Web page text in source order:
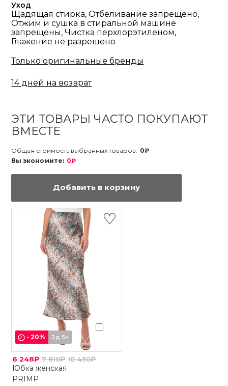
Уход
Щадящая стирка, Отбеливание запрещено,
Отжим и сушка в стиральной машине
запрещены, Чистка перхлорэтиленом,
Глажение не разрешено
Только оригинальные бренды
14 дней на возврат
ЭТИ ТОВАРЫ ЧАСТО ПОКУПАЮТ
ВМЕСТЕ
Общая стоимость выбранных товаров: 0₽
Вы экономите: 0₽
Добавить в корзину
-20% 2д 5ч
6 248₽ 7 810₽ 10 450₽
Юбка женская
PRIMP